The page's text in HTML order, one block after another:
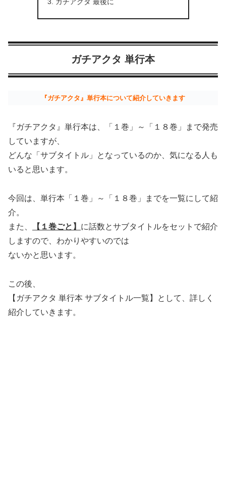
ガチアクタ 単行本
『ガチアクタ』単行本について紹介していきます
『ガチアクタ』単行本は、「１巻」～「１８巻」まで発売
していますが、
どんな「サブタイトル」となっているのか、気になる人も
いると思います。
今回は、単行本「１巻」～「１８巻」までを一覧にして紹
介。
また、
【１巻ごと】 に話数とサブタイトルをセットで紹介
しますので、わかりやすいのでは
ないかと思います。
この後、
【ガチアクタ 単行本 サブタイトル一覧】として、詳しく
紹介していきます。